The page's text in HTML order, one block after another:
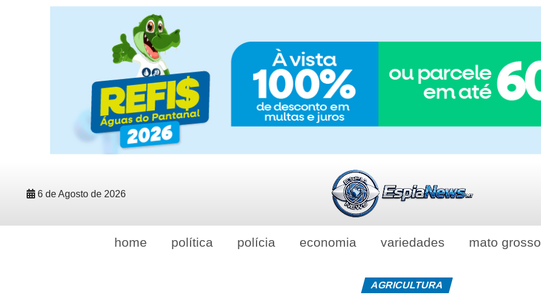
6 de Agosto de 2026
home política polícia economia variedades mato grosso
AGRICULTURA